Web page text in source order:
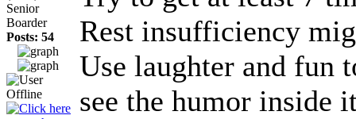
Senior
Boarder
Posts: 54
Rest insufficiency
Use laughter and fun
see the humor inside